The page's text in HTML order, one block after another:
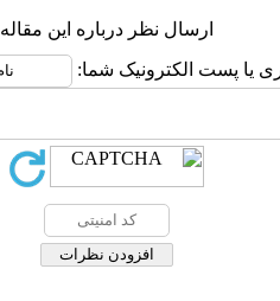
ارسال نظر درباره این مقاله
یا پست الکترونیک شما: